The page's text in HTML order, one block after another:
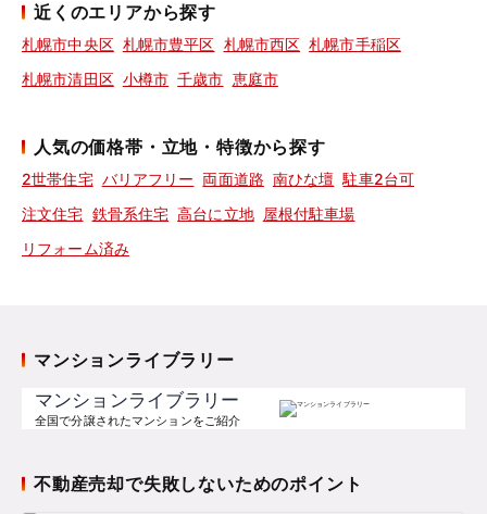
近くのエリアから探す
札幌市中央区 札幌市豊平区 札幌市西区 札幌市手稲区
札幌市清田区 小樽市 千歳市 恵庭市
人気の価格帯・立地・特徴から探す
2世帯住宅 バリアフリー 両面道路 南ひな壇 駐車2台可
注文住宅 鉄骨系住宅 高台に立地 屋根付駐車場
リフォーム済み
マンションライブラリー
マンションライブラリー
全国で分譲されたマンションをご紹介
不動産売却で失敗しないためのポイント